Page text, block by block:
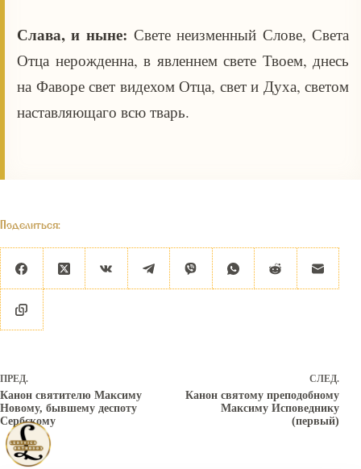
Слава, и ныне: Свете неизменный Слове, Света
Отца нерожденна, в явленнем свете Твоем, днесь
на Фаворе свет видехом Отца, свет и Духа, светом
наставляющаго всю тварь.
Поделиться:
ПРЕД.
Канон святителю Максиму
Новому, бывшему деспоту
Сербскому
СЛЕД.
Канон святому преподобному
Максиму Исповеднику
(первый)